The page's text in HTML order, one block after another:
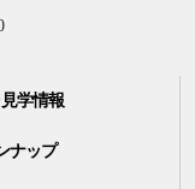
学情報
ナップ